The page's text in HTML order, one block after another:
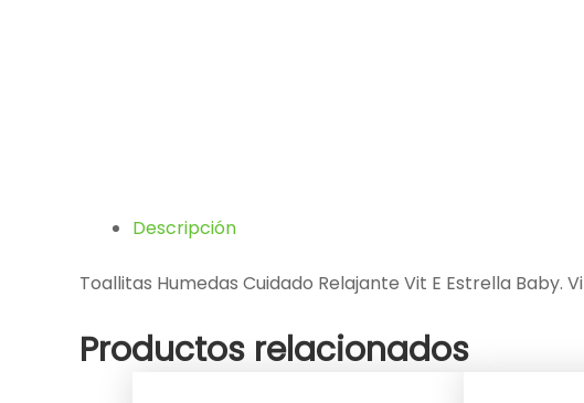
Descripción
Toallitas Humedas Cuidado Relajante Vit E Estrella
Productos relacionados